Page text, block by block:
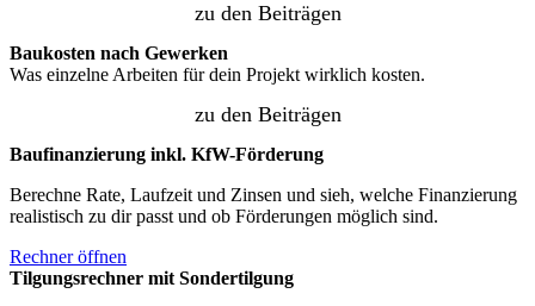
zu den Beiträgen
Baukosten nach Gewerken
Was einzelne Arbeiten für dein Projekt wirklich kosten.
zu den Beiträgen
Baufinanzierung inkl. KfW-Förderung
Berechne Rate, Laufzeit und Zinsen und sieh, welche Finanzierung
realistisch zu dir passt und ob Förderungen möglich sind.
Rechner öffnen
Tilgungsrechner mit Sondertilgung